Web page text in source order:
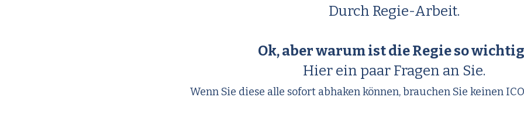
Durch Regie-Arbeit.
Ok, aber warum ist die Regie so
Hier ein paar Fragen an Sie.
Wenn Sie diese alle sofort abhaken können, brauchen Sie keinen